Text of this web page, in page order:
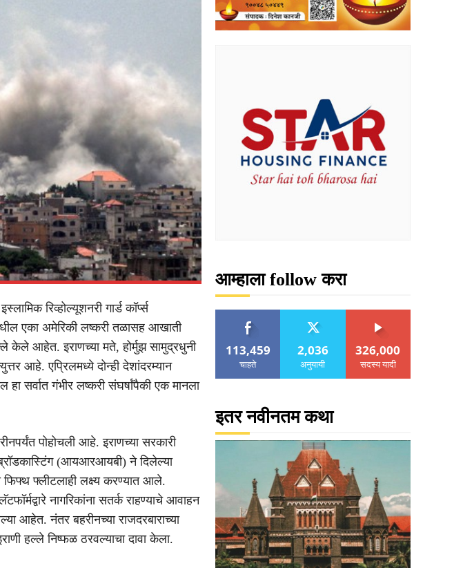
रिव्होल्यूशनरी गार्ड कॉर्प्स
एका अमेरिकी लष्करी तळासह आखाती
केले आहेत. इराणच्या मते, होर्मुझ सामुद्रधुनी
आहे. एप्रिलमध्ये दोन्ही देशांदरम्यान
हा सर्वात गंभीर लष्करी संघर्षांपैकी एक मानला
पोहोचली आहे. इराणच्या सरकारी
(आयआरआयबी) ने दिलेल्या
फिफ्थ फ्लीटलाही लक्ष्य करण्यात आले.
नागरिकांना सतर्क राहण्याचे आवाहन
आहेत. नंतर बहरीनच्या राजदरबाराच्या
हल्ले निष्फळ ठरवल्याचा दावा केला.
आम्हाला follow करा
113,459
चाहते
2,036
अनुयायी
326,000
सदस्य यादी
इतर नवीनतम कथा